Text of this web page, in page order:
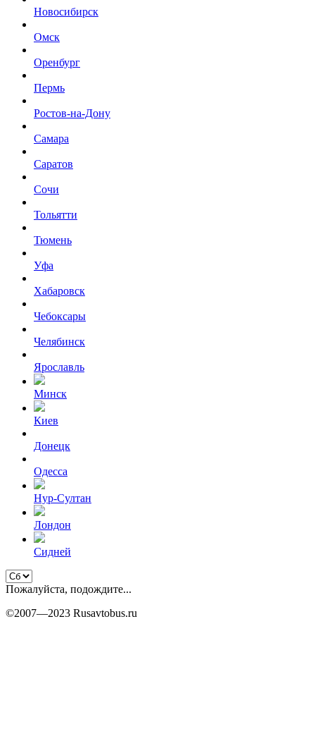
Новосибирск
Омск
Оренбург
Пермь
Ростов-на-Дону
Самара
Саратов
Сочи
Тольятти
Тюмень
Уфа
Хабаровск
Чебоксары
Челябинск
Ярославль
Минск
Киев
Донецк
Одесса
Нур-Султан
Лондон
Сидней
Пожалуйста, подождите...
©2007—2023 Rusavtobus.ru